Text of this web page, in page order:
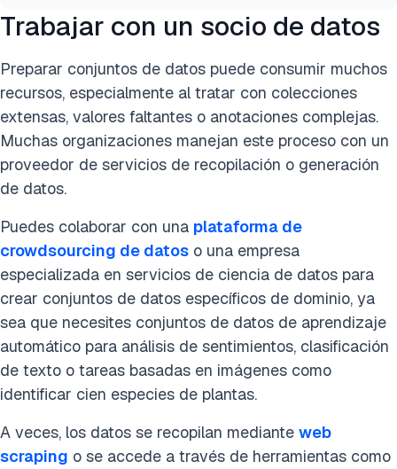
Trabajar con un socio de datos
Preparar conjuntos de datos puede consumir muchos
recursos, especialmente al tratar con colecciones
extensas, valores faltantes o anotaciones complejas.
Muchas organizaciones manejan este proceso con un
proveedor de servicios de recopilación o generación
de datos.
Puedes colaborar con una plataforma de
crowdsourcing de datos o una empresa
especializada en servicios de ciencia de datos para
crear conjuntos de datos específicos de dominio, ya
sea que necesites conjuntos de datos de aprendizaje
automático para análisis de sentimientos, clasificación
de texto o tareas basadas en imágenes como
identificar cien especies de plantas.
A veces, los datos se recopilan mediante web
scraping o se accede a través de herramientas como